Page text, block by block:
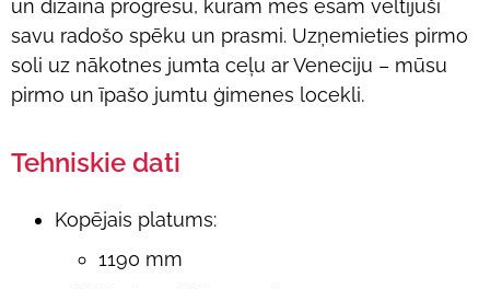
un dizaina progresu, kuram mēs esam veltījuši
savu radošo spēku un prasmi. Uzņemieties pirmo
soli uz nākotnes jumta ceļu ar Veneciju – mūsu
pirmo un īpašo jumtu ģimenes locekli.
Tehniskie dati
Kopējais platums:
1190 mm